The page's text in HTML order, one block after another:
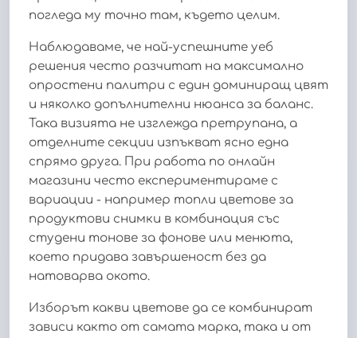
погледа му точно там, където целим.
Наблюдаваме, че най-успешните уеб
решения често разчитат на максимално
опростени палитри с един доминиращ цвят
и няколко допълнителни нюанса за баланс.
Така визията не изглежда претрупана, а
отделните секции изпъкват ясно една
спрямо друга. При работа по онлайн
магазини често експериментираме с
вариации - например топли цветове за
продуктови снимки в комбинация със
студени тонове за фонове или менюта,
което придава завършеност без да
натоварва окото.
Изборът какви цветове да се комбинират
зависи както от самата марка, така и от